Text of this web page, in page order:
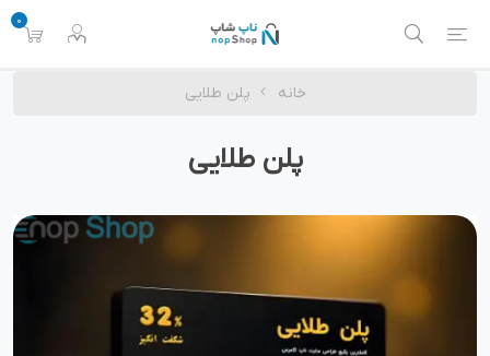
0
خانه پلن طلایی
پلن طلایی